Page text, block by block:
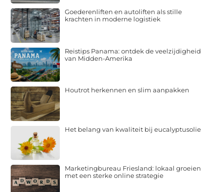
Goederenliften en autoliften als stille
krachten in moderne logistiek
Reistips Panama: ontdek de veelzijdigheid
van Midden-Amerika
Houtrot herkennen en slim aanpakken
Het belang van kwaliteit bij eucalyptusolie
Marketingbureau Friesland: lokaal groeien
met een sterke online strategie